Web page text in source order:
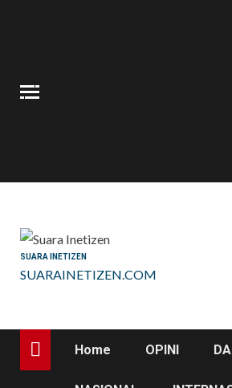
SUARA INETIZEN
SUARAINETIZEN.COM
Home OPINI